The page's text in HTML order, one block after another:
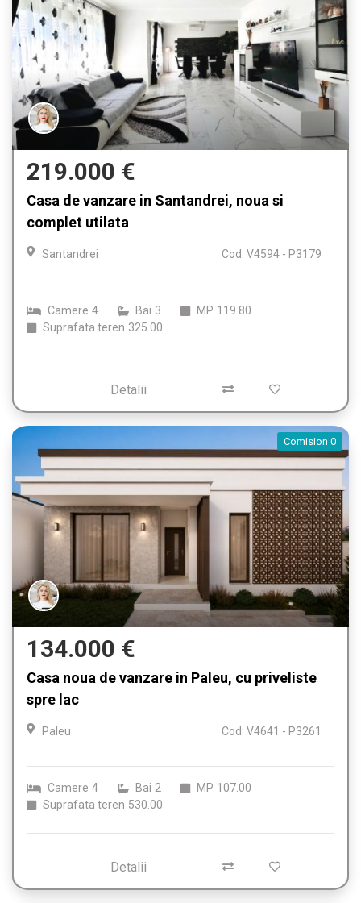
219.000 €
Casa de vanzare in Santandrei, noua si
complet utilata
Santandrei Cod: V4594 - P3179
Camere 4 Bai 3 MP 119.80
Suprafata teren 325.00
Detalii
Comision 0
134.000 €
Casa noua de vanzare in Paleu, cu priveliste
spre lac
Paleu Cod: V4641 - P3261
Camere 4 Bai 2 MP 107.00
Suprafata teren 530.00
Detalii